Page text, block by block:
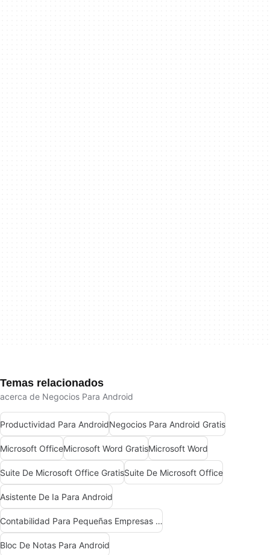
Temas relacionados
acerca de Negocios Para Android
Productividad Para AndroidNegocios Para Android Gratis
Microsoft OfficeMicrosoft Word GratisMicrosoft Word
Suite De Microsoft Office GratisSuite De Microsoft Office
Asistente De Ia Para Android
Contabilidad Para Pequeñas Empresas En Android
Bloc De Notas Para Android